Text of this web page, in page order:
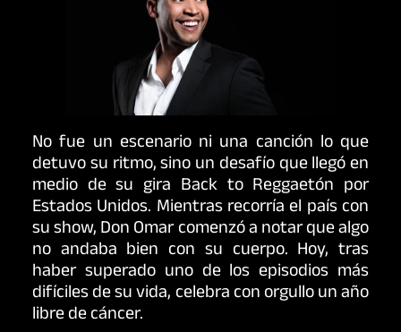
No fue un escenario ni una canción lo que
detuvo su ritmo, sino un desafío que llegó en
medio de su gira Back to Reggaetón por
Estados Unidos. Mientras recorría el país con
su show, Don Omar comenzó a notar que algo
no andaba bien con su cuerpo. Hoy, tras
haber superado uno de los episodios más
difíciles de su vida, celebra con orgullo un año
libre de cáncer.